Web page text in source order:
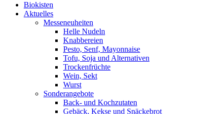
Biokisten
Aktuelles
Messeneuheiten
Helle Nudeln
Knabbereien
Pesto, Senf, Mayonnaise
Tofu, Soja und Alternativen
Trockenfrüchte
Wein, Sekt
Wurst
Sonderangebote
Back- und Kochzutaten
Gebäck, Kekse und Snäckebrot